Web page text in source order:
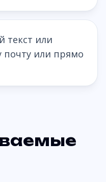
текст или
почту или прямо